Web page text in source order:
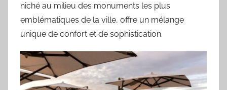
niché au milieu des monuments les plus
emblématiques de la ville, offre un mélange
unique de confort et de sophistication.